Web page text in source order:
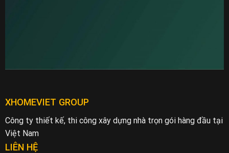
XHOMEVIET GROUP
Công ty thiết kế, thi công xây dựng nhà trọn gói hàng đầu tại
Việt Nam
LIÊN HỆ